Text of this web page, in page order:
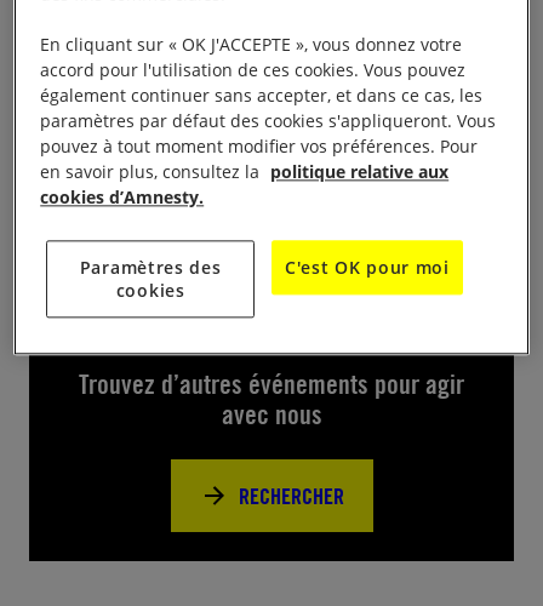
mais aussi envoi de cartes de soutien Ventes de
calendriers et agendas 2020, ) au Marché solidaire
de Noël – Square Saint Amour, de 10h à 20h du 7
au 10 décembre.
Près de chez vous
Trouvez d’autres événements pour agir
avec nous
RECHERCHER
En cliquant sur « OK J'ACCEPTE », vous donnez votre
accord pour l'utilisation de ces cookies. Vous pouvez
également continuer sans accepter, et dans ce cas, les
paramètres par défaut des cookies s'appliqueront. Vous
pouvez à tout moment modifier vos préférences. Pour
en savoir plus, consultez la politique relative aux
cookies d’Amnesty.
Paramètres des
cookies
C'est OK pour moi